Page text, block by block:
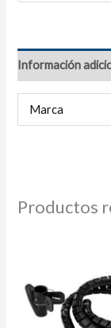
Información
Marca
Productos